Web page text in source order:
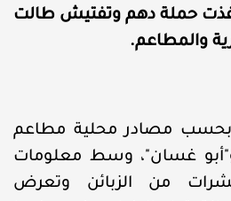
حملة دهم وتفتيش طالت
والمطاعم.
مصادر محلية مطاعم
غسان"، وسط معلومات
من الزبائن وتعرض